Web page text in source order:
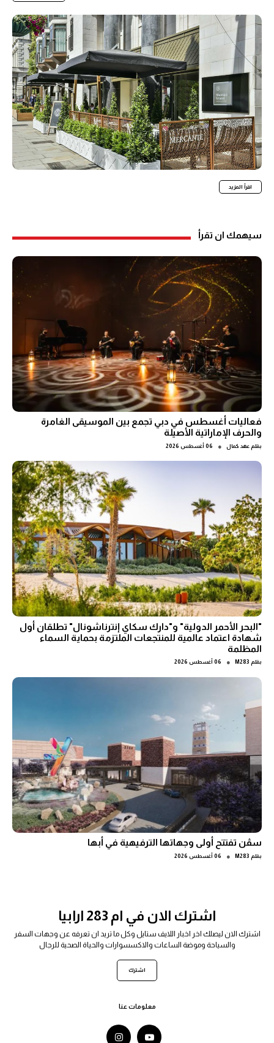
اقرأ المزيد
سيهمك ان تقرأ
فعاليات أغسطس في دبي تجمع بين الموسيقى الغامرة
والحرف الإماراتية الأصيلة
بقلم عهد كمال ● 06 أغسطس 2026
"البحر الأحمر الدولية" و"دارك سكاي إنترناشونال" تطلقان أول
شهادة اعتماد عالمية للمنتجعات الملتزمة بحماية السماء
المظلمة
بقلم M283
● 06 أغسطس 2026
سڤن تفتتح أولى وجهاتها الترفيهية في أبها
بقلم M283
● 06 أغسطس 2026
اشترك الان في ام 283 ارابيا
اشترك الان ليصلك اخر اخبار اللايف ستايل وكل ما تريد ان تعرفه عن وجهات السفر
والسياحة وموضة الساعات والاكسسوارات والحياة الصحية للرجال
اشترك
معلومات عنا